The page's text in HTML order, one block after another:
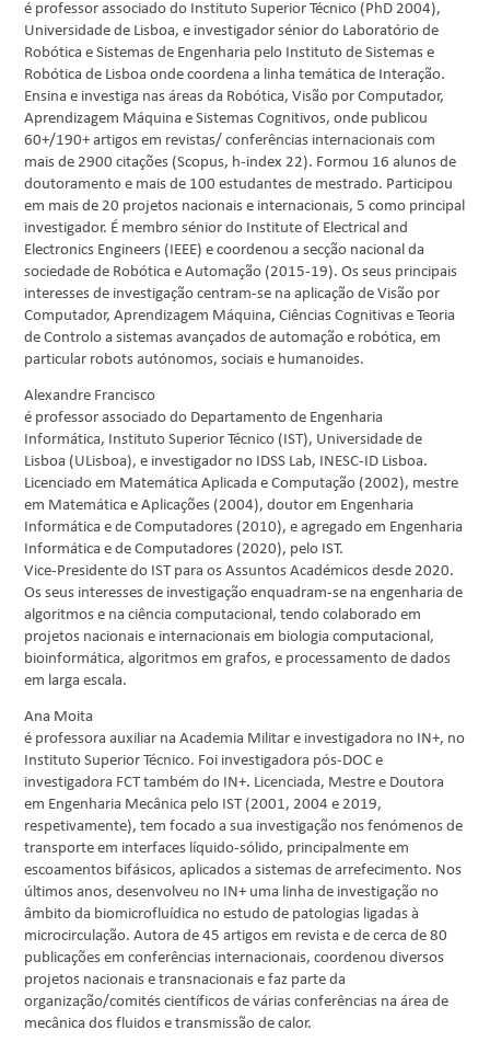
é professor associado do Instituto Superior Técnico (PhD 2004),
Universidade de Lisboa, e investigador sénior do Laboratório de
Robótica e Sistemas de Engenharia pelo Instituto de Sistemas e
Robótica de Lisboa onde coordena a linha temática de Interação.
Ensina e investiga nas áreas da Robótica, Visão por Computador,
Aprendizagem Máquina e Sistemas Cognitivos, onde publicou
60+/190+ artigos em revistas/ conferências internacionais com
mais de 2900 citações (Scopus, h-index 22). Formou 16 alunos de
doutoramento e mais de 100 estudantes de mestrado. Participou
em mais de 20 projetos nacionais e internacionais, 5 como principal
investigador. É membro sénior do Institute of Electrical and
Electronics Engineers (IEEE) e coordenou a secção nacional da
sociedade de Robótica e Automação (2015-19). Os seus principais
interesses de investigação centram-se na aplicação de Visão por
Computador, Aprendizagem Máquina, Ciências Cognitivas e Teoria
de Controlo a sistemas avançados de automação e robótica, em
particular robots autónomos, sociais e humanoides.
Alexandre Francisco
é professor associado do Departamento de Engenharia
Informática, Instituto Superior Técnico (IST), Universidade de
Lisboa (ULisboa), e investigador no IDSS Lab, INESC-ID Lisboa.
Licenciado em Matemática Aplicada e Computação (2002), mestre
em Matemática e Aplicações (2004), doutor em Engenharia
Informática e de Computadores (2010), e agregado em Engenharia
Informática e de Computadores (2020), pelo IST.
Vice-Presidente do IST para os Assuntos Académicos desde 2020.
Os seus interesses de investigação enquadram-se na engenharia de
algoritmos e na ciência computacional, tendo colaborado em
projetos nacionais e internacionais em biologia computacional,
bioinformática, algoritmos em grafos, e processamento de dados
em larga escala.
Ana Moita
é professora auxiliar na Academia Militar e investigadora no IN+, no
Instituto Superior Técnico. Foi investigadora pós-DOC e
investigadora FCT também do IN+. Licenciada, Mestre e Doutora
em Engenharia Mecânica pelo IST (2001, 2004 e 2019,
respetivamente), tem focado a sua investigação nos fenómenos de
transporte em interfaces líquido-sólido, principalmente em
escoamentos bifásicos, aplicados a sistemas de arrefecimento. Nos
últimos anos, desenvolveu no IN+ uma linha de investigação no
âmbito da biomicrofluídica no estudo de patologias ligadas à
microcirculação. Autora de 45 artigos em revista e de cerca de 80
publicações em conferências internacionais, coordenou diversos
projetos nacionais e transnacionais e faz parte da
organização/comités científicos de várias conferências na área de
mecânica dos fluidos e transmissão de calor.